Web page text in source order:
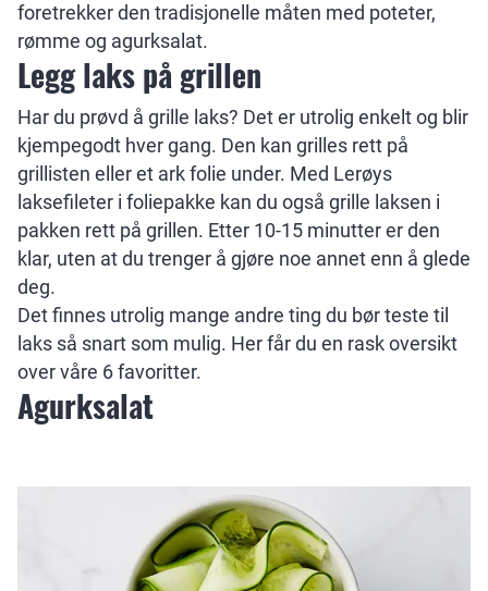
foretrekker den tradisjonelle måten med poteter,
rømme og agurksalat.
Legg laks på grillen
Har du prøvd å grille laks? Det er utrolig enkelt og blir
kjempegodt hver gang. Den kan grilles rett på
grillisten eller et ark folie under. Med Lerøys
laksefileter i foliepakke kan du også grille laksen i
pakken rett på grillen. Etter 10-15 minutter er den
klar, uten at du trenger å gjøre noe annet enn å glede
deg.
Det finnes utrolig mange andre ting du bør teste til
laks så snart som mulig. Her får du en rask oversikt
over våre 6 favoritter.
Agurksalat